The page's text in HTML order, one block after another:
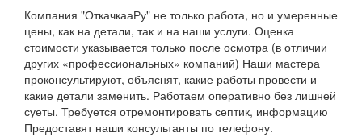
Компания "ОткачкааРу" не только работа, но и умеренные
цены, как на детали, так и на наши услуги. Оценка
стоимости указывается только после осмотра (в отличии
других «профессиональных» компаний) Наши мастера
проконсультируют, объяснят, какие работы провести и
какие детали заменить. Работаем оперативно без лишней
суеты. Требуется отремонтировать септик, информацию
Предоставят наши консультанты по телефону.